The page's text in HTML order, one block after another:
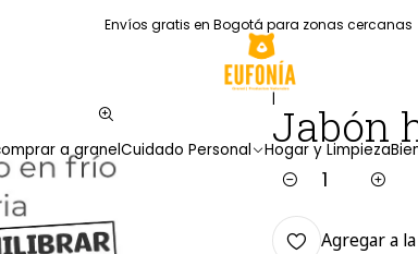
a granelCuidado Personal Hogar y Limpieza
Envíos gratis en Bogotá para zonas cercanas
|
Jabón
Cantidad
Agregar a